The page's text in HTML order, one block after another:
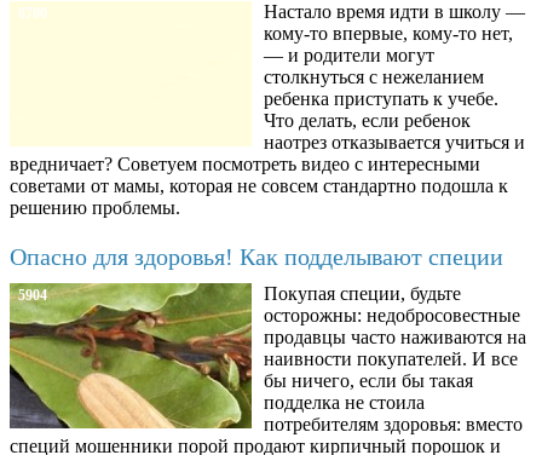
8780
Настало время идти в школу —
кому-то впервые, кому-то нет,
— и родители могут
столкнуться с нежеланием
ребенка приступать к учебе.
Что делать, если ребенок
наотрез отказывается учиться и
вредничает? Советуем посмотреть видео с интересными
советами от мамы, которая не совсем стандартно подошла к
решению проблемы.
Опасно для здоровья! Как подделывают специи
5904
Покупая специи, будьте
осторожны: недобросовестные
продавцы часто наживаются на
наивности покупателей. И все
бы ничего, если бы такая
подделка не стоила
потребителям здоровья: вместо
специй мошенники порой продают кирпичный порошок и